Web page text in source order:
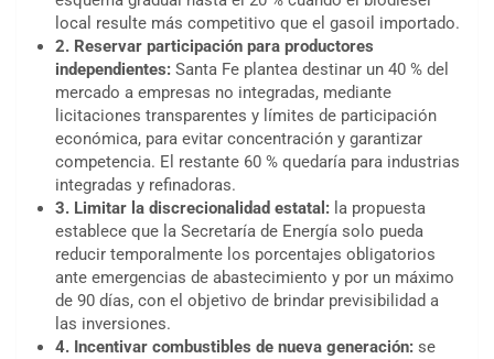
local resulte más competitivo que el gasoil importado.
2. Reservar participación para productores
independientes: Santa Fe plantea destinar un 40 % del
mercado a empresas no integradas, mediante
licitaciones transparentes y límites de participación
económica, para evitar concentración y garantizar
competencia. El restante 60 % quedaría para industrias
integradas y refinadoras.
3. Limitar la discrecionalidad estatal: la propuesta
establece que la Secretaría de Energía solo pueda
reducir temporalmente los porcentajes obligatorios
ante emergencias de abastecimiento y por un máximo
de 90 días, con el objetivo de brindar previsibilidad a
las inversiones.
4. Incentivar combustibles de nueva generación: se